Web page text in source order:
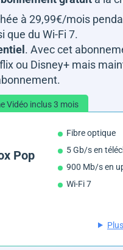
à 29,99€/mois
que du Wi-Fi 7.
. Avec cet
ou Disney+ mais
Vidéo inclus 3 mois
Pop
Fibre optique
5 Gb/s en
900 Mb/s en
Wi-Fi 7